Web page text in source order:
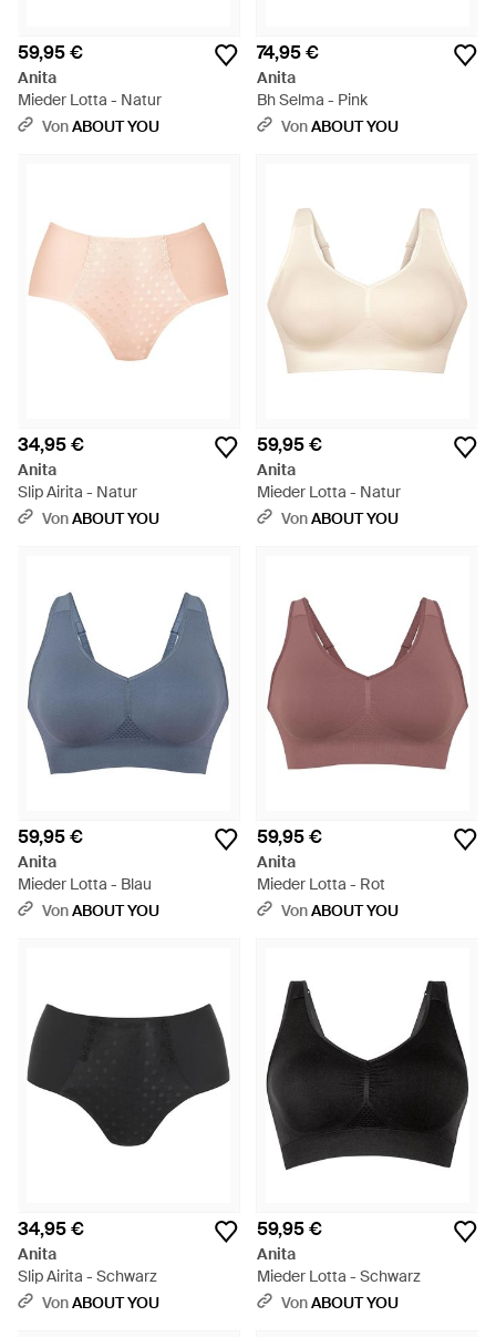
59,95 €
Anita
Mieder Lotta - Natur
VonABOUT YOU
74,95 €
Anita
Bh Selma - Pink
VonABOUT YOU
34,95 €
Anita
Slip Airita - Natur
VonABOUT YOU
59,95 €
Anita
Mieder Lotta - Natur
VonABOUT YOU
59,95 €
Anita
Mieder Lotta - Blau
VonABOUT YOU
59,95 €
Anita
Mieder Lotta - Rot
VonABOUT YOU
34,95 €
Anita
Slip Airita - Schwarz
VonABOUT YOU
59,95 €
Anita
Mieder Lotta - Schwarz
VonABOUT YOU